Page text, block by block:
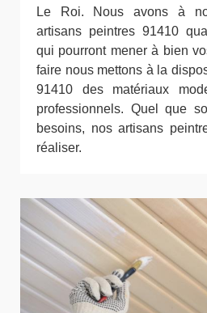
Le Roi. Nous avons à
artisans peintres 91410
qui pourront mener à bien
faire nous mettons à la
91410 des matériaux
professionnels. Quel que
besoins, nos artisans
réaliser.